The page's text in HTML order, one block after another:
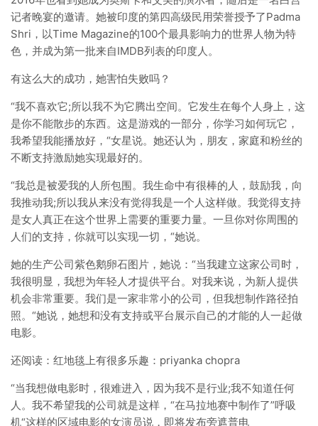
记者晚宴的邀请。她被印度的第四高级民用荣誉授予了Padma
Shri，以Time Magazine的100个最具影响力的世界人物为特
色，并成为第一批来自IMDB列表的印度人。
有这么大的成功，她害怕失败吗？
“我不喜欢它;所以我不为它腾出空间。它发生在每个人身上，这
是你不能散步的东西。这是游戏的一部分，你学习如何玩它，
我希望我能播放好，“女星说。她还认为，朋友，家庭和粉丝的
不断支持激励她实现最好的。
“我总是被爱我的人所包围。我生命中有很棒的人，鼓励我，向
我推动我;所以我从来没有觉得我是一个人这样做。我觉得支持
是女人真正在这个世界上需要的重要力量。一旦你对你周围的
人们的支持，你就可以实现一切，“她说。
她的生产公司紫色鹅卵石图片，她说：“当我建立这家公司时，
我很明显，我想为年轻人才提供平台。对我来说，为新人提供
机会非常重要。我们是一家非常小的公司，但我想制作路径拍
照。“她说，她想和没有支持或平台展示自己的才能的人一起做
电影。
还阅读：红地毯上有很多乐趣：priyanka chopra
“当我想做电影时，很难进入，因为我不是行业;我不知道任何
人。我不希望我的公司就是这样，“在马拉地赛中制作了”呼吸
机“这样的区域电影的女演员说，即将发布旁遮普电